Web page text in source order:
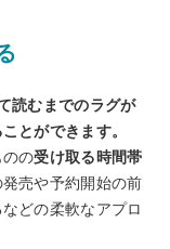
読むまでのラグが
とができます。
のの受け取る時間帯
売や予約開始の前
どの柔軟なアプロ